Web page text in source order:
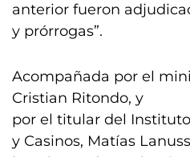
anterior fueron
y prórrogas”.
Acompañada por el
Cristian Ritondo, y
por el titular del
y Casinos, Matías